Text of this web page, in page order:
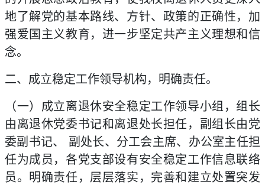
地了解党的基本路线、方针、政策的正确性，加
强爱国主义教育，进一步坚定共产主义理想和信
念。
二、成立稳定工作领导机构，明确责任。
（一）成立离退休安全稳定工作领导小组，组长
由离退休党委书记和离退处长担任，副组长由党
委副书记、 副处长、分工会主席、办公室主任担
任为成员，各党支部设有安全稳定工作信息联络
员。明确责任，层层落实，完善和建立处置突发